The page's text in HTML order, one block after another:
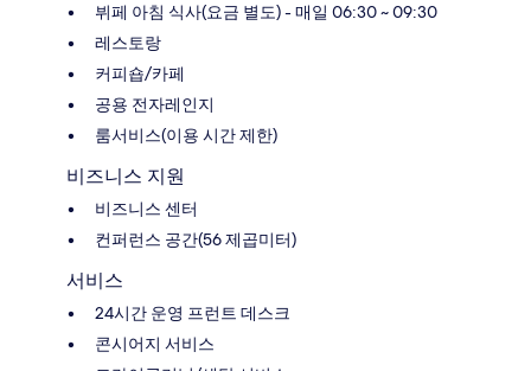
뷔페 아침 식사(요금 별도) - 매일 06:30 ~ 09:30
레스토랑
커피숍/카페
공용 전자레인지
룸서비스(이용 시간 제한)
비즈니스 지원
비즈니스 센터
컨퍼런스 공간(56 제곱미터)
서비스
24시간 운영 프런트 데스크
콘시어지 서비스